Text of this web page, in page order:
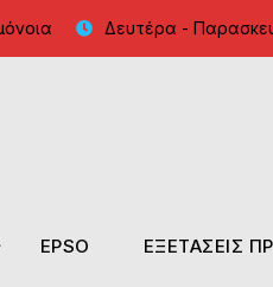
Δευτέρα -
EPSO ΕΞΕΤΑΣΕΙΣ